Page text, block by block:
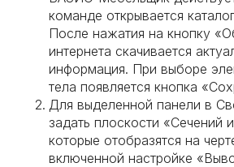
команде открывается
После нажатия на кнопку
интернета скачивается
информация. При выборе
тела появляется кнопка
Для выделенной панели в
задать плоскости «Сечений
которые отобразятся на
включенной настройке